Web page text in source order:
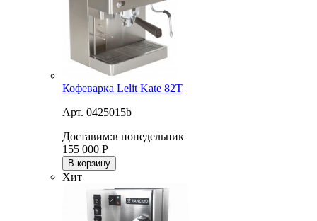
Кофеварка Lelit Kate 82T
Арт. 0425015b
Доставим:в понедельник
155 000 Р
В корзину
Хит